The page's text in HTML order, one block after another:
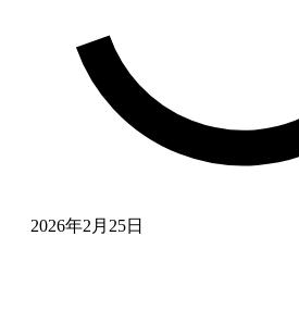
2026年2月25日